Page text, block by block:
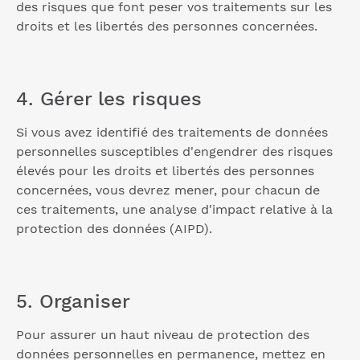
des risques que font peser vos traitements sur les
droits et les libertés des personnes concernées.
4. Gérer les risques
Si vous avez identifié des traitements de données
personnelles susceptibles d'engendrer des risques
élevés pour les droits et libertés des personnes
concernées, vous devrez mener, pour chacun de
ces traitements, une analyse d'impact relative à la
protection des données (AIPD).
5. Organiser
Pour assurer un haut niveau de protection des
données personnelles en permanence, mettez en